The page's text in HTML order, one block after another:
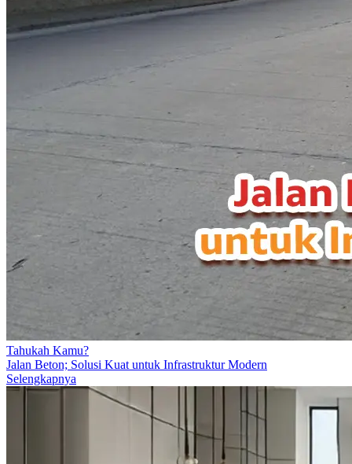
Tahukah Kamu?
Jalan Beton; Solusi Kuat untuk Infrastruktur Modern
Selengkapnya